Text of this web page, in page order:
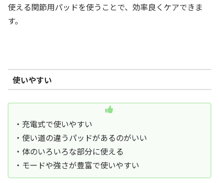
使える関節用パッドを使うことで、効率良くケアできま
す。
使いやすい
・充電式で使いやすい
・使い道の違うパッドがあるのがいい
・体のいろいろな部分に使える
・モードや強さが豊富で使いやすい